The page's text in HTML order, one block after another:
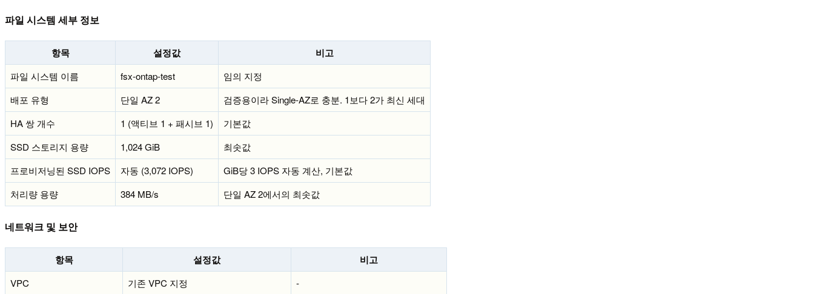
파일 시스템 세부 정보
항목 설정값 비고
파일 시스템 이름 fsx-ontap-test
임의 지정
배포 유형
단일 AZ 2
검증용이라 Single-AZ로 충분. 1보다 2가 최신 세대
HA 쌍 개수
1 (액티브 1 + 패시브 1)
기본값
SSD 스토리지 용량
1,024 GiB
최솟값
프로비저닝된 SSD IOPS
자동 (3,072 IOPS)
GiB당 3 IOPS 자동 계산, 기본값
처리량 용량
384 MB/s 단일 AZ 2에서의 최솟값
네트워크 및 보안
항목 설정값 비고
VPC 기존 VPC 지정 -